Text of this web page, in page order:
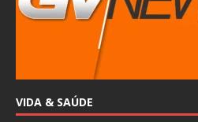
VIDA & SAÚDE